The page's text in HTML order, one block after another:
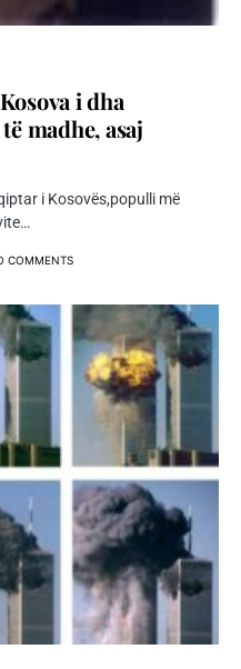
i dha
madhe, asaj
i Kosovës,populli më
COMMENTS